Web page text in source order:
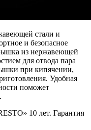
стали и
и безопасное
из нержавеющей
для отвода пара
при кипячении,
Удобная
поможет
10 лет. Гарантия